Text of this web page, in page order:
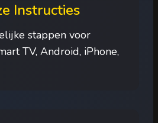
Instructies
stappen voor
TV, Android, iPhone,